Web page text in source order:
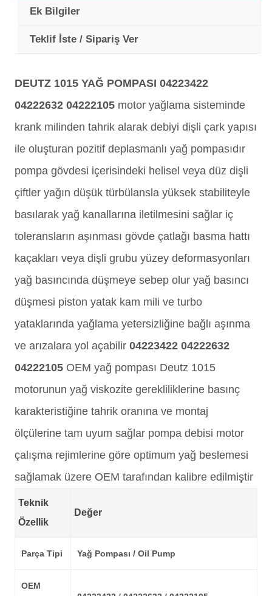
Ek Bilgiler
Teklif İste / Sipariş Ver
DEUTZ 1015 YAĞ POMPASI 04223422
04222632 04222105 motor yağlama sisteminde
krank milinden tahrik alarak debiyi dişli çark yapısı
ile oluşturan pozitif deplasmanlı yağ pompasıdır
pompa gövdesi içerisindeki helisel veya düz dişli
çiftler yağın düşük türbülansla yüksek stabiliteyle
basılarak yağ kanallarına iletilmesini sağlar iç
toleransların aşınması gövde çatlağı basma hattı
kaçakları veya dişli grubu yüzey deformasyonları
yağ basıncında düşmeye sebep olur yağ basıncı
düşmesi piston yatak kam mili ve turbo
yataklarında yağlama yetersizliğine bağlı aşınma
ve arızalara yol açabilir 04223422 04222632
04222105 OEM yağ pompası Deutz 1015
motorunun yağ viskozite gerekliliklerine basınç
karakteristiğine tahrik oranına ve montaj
ölçülerine tam uyum sağlar pompa debisi motor
çalışma rejimlerine göre optimum yağ beslemesi
sağlamak üzere OEM tarafından kalibre edilmiştir
Teknik
Özellik
Değer
Parça Tipi Yağ Pompası / Oil Pump
OEM